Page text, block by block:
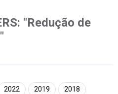
"Redução de
2022 2019 2018